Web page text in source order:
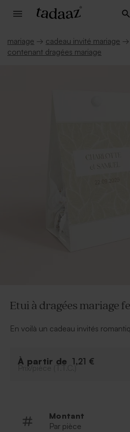
mariage → cadeau invité mariage →
contenant dragées mariage
Etui à dragées mariage
En voilà un cadeau invités
À personnaliser :
grâce à notre outil de
À partir de 1,21 €
Prix/pièce (T.T.C.)
Montant
Par pièce